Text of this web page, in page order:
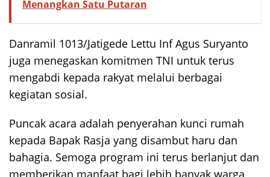
Menangkan Satu Putaran
Danramil 1013/Jatigede Lettu Inf Agus Suryanto
juga menegaskan komitmen TNI untuk terus
mengabdi kepada rakyat melalui berbagai
kegiatan sosial.
Puncak acara adalah penyerahan kunci rumah
kepada Bapak Rasja yang disambut haru dan
bahagia. Semoga program ini terus berlanjut dan
memberikan manfaat bagi lebih banyak warga,